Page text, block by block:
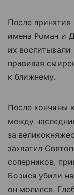
После принятия
имена Роман и
их воспитывали
прививая
к ближнему.
После кончины
между
за
захватил
соперников,
Бориса убили
он молился.